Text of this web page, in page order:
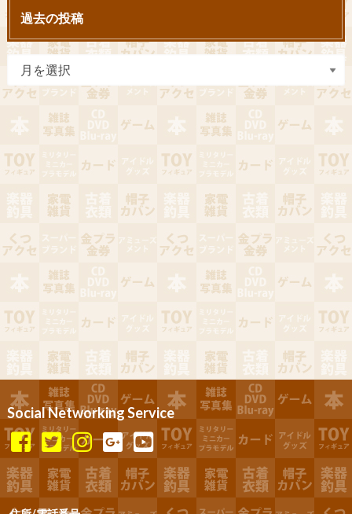
過去の投稿
Social Networking Service